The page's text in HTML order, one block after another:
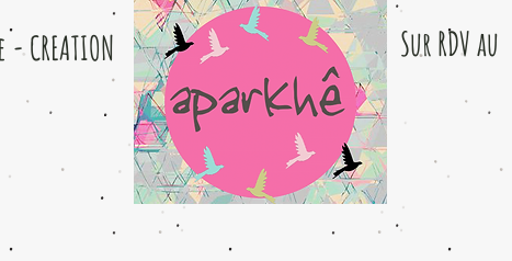
Sur RDV